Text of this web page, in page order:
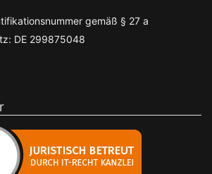
gemäß § 27 a
DE 299875048